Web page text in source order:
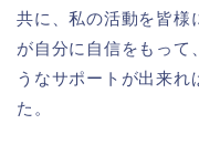
共に、私の活動を皆様
が自分に自信をもって
うなサポートが出来れ
た。